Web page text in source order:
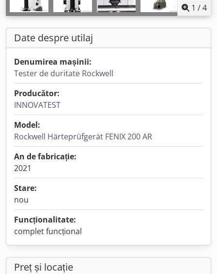
1 /4
Date despre utilaj
Denumirea mașinii:
Tester de duritate Rockwell
Producător:
INNOVATEST
Model:
Rockwell Härteprüfgerät FENIX 200 AR
An de fabricație:
2021
Stare:
nou
Funcționalitate:
complet funcțional
Preț și locație